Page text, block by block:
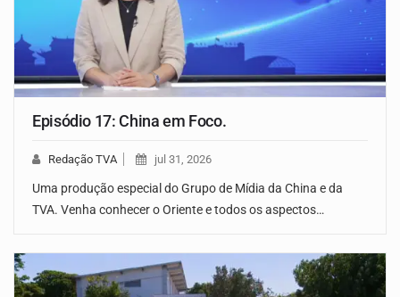
Episódio 17: China em Foco.
Redação TVA jul 31, 2026
Uma produção especial do Grupo de Mídia da China e da
TVA. Venha conhecer o Oriente e todos os aspectos…